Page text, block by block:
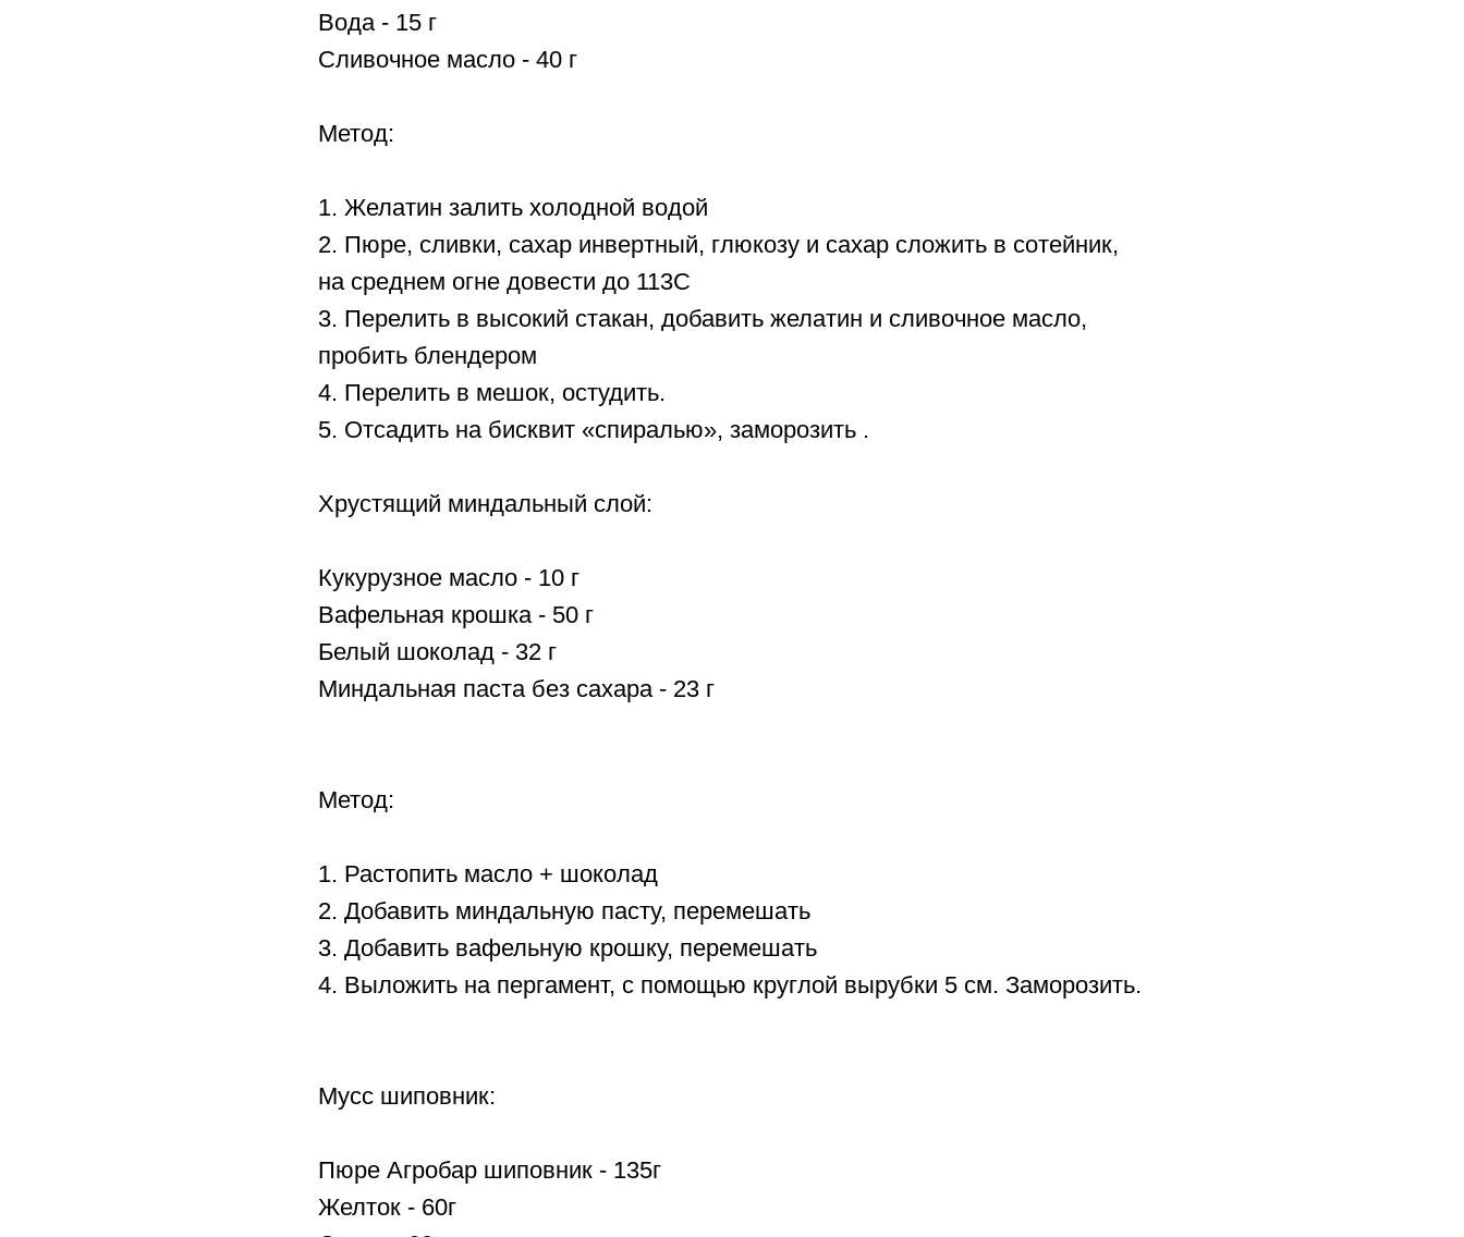
Вода - 15 г
Сливочное масло - 40 г
Метод:
1. Желатин залить холодной водой
2. Пюре, сливки, сахар инвертный, глюкозу и сахар сложить в сотейник,
на среднем огне довести до 113С
3. Перелить в высокий стакан, добавить желатин и сливочное масло,
пробить блендером
4. Перелить в мешок, остудить.
5. Отсадить на бисквит «спиралью», заморозить .
Хрустящий миндальный слой:
Кукурузное масло - 10 г
Вафельная крошка - 50 г
Белый шоколад - 32 г
Миндальная паста без сахара - 23 г
Метод:
1. Растопить масло + шоколад
2. Добавить миндальную пасту, перемешать
3. Добавить вафельную крошку, перемешать
4. Выложить на пергамент, с помощью круглой вырубки 5 см. Заморозить.
Мусс шиповник:
Пюре Агробар шиповник - 135г
Желток - 60г